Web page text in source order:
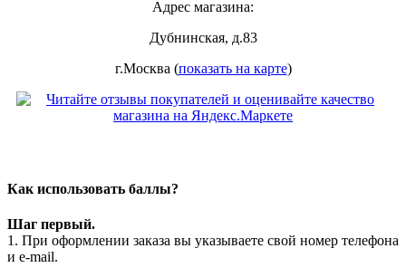
Адрес магазина:
Дубнинская, д.83
г.Москва (показать на карте)
Как использовать баллы?
Шаг первый.
1. При оформлении заказа вы указываете свой номер телефона
и e-mail.